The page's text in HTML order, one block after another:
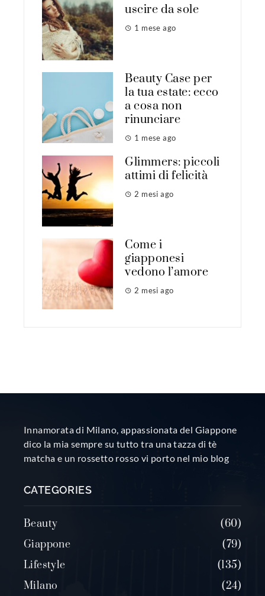
uscire da sole
1 mese ago
Beauty Case per
la tua estate: ecco
a cosa non
rinunciare
1 mese ago
Glimmers: piccoli
attimi di felicità
2 mesi ago
Come i
giapponesi
vedono l’amore
2 mesi ago
Innamorata di Milano, appassionata del Giappone
dico la mia sempre su tutto tra una tazza di tè
matcha e un rossetto rosso vi porto nel mio blog
CATEGORIES
Beauty
60
Giappone
79
Lifestyle
135
Milano
24